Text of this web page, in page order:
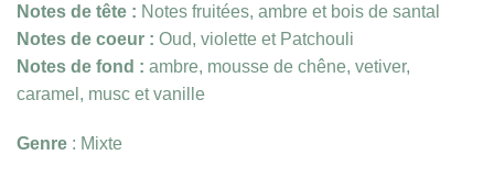
Notes de tête : Notes fruitées, ambre et bois de santal
Notes de coeur : Oud, violette et Patchouli
Notes de fond : ambre, mousse de chêne, vetiver,
caramel, musc et vanille
Genre : Mixte